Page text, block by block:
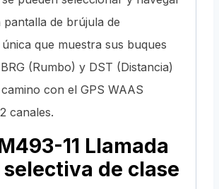
pantalla de brújula de
que muestra sus buques
(Rumbo) y DST (Distancia)
con el GPS WAAS
canales.
11 Llamada
de clase